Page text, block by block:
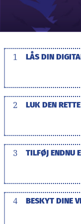
1 LÅS DIN
2 LUK DEN
3 TILFØJ ENDNU
4 BESKYT DINE